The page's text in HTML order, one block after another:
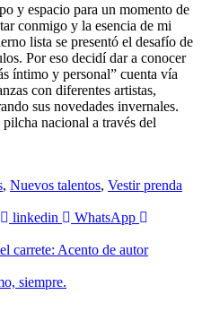
y espacio para un momento de
conmigo y la esencia de mi
lista se presentó el desafío de
Por eso decidí dar a conocer
íntimo y personal” cuenta vía
con diferentes artistas,
sus novedades invernales.
nacional a través del
, Nuevos talentos, Vestir prenda
linkedin
WhatsApp
carrete: Acento de autor
siempre.